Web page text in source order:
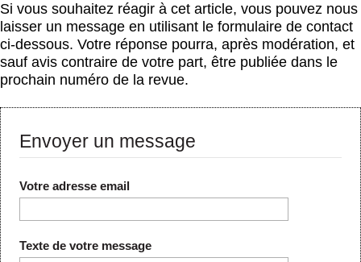
Si vous souhaitez réagir à cet article, vous pouvez nous
laisser un message en utilisant le formulaire de contact
ci-dessous. Votre réponse pourra, après modération, et
sauf avis contraire de votre part, être publiée dans le
prochain numéro de la revue.
Envoyer un message
Votre adresse email
Texte de votre message